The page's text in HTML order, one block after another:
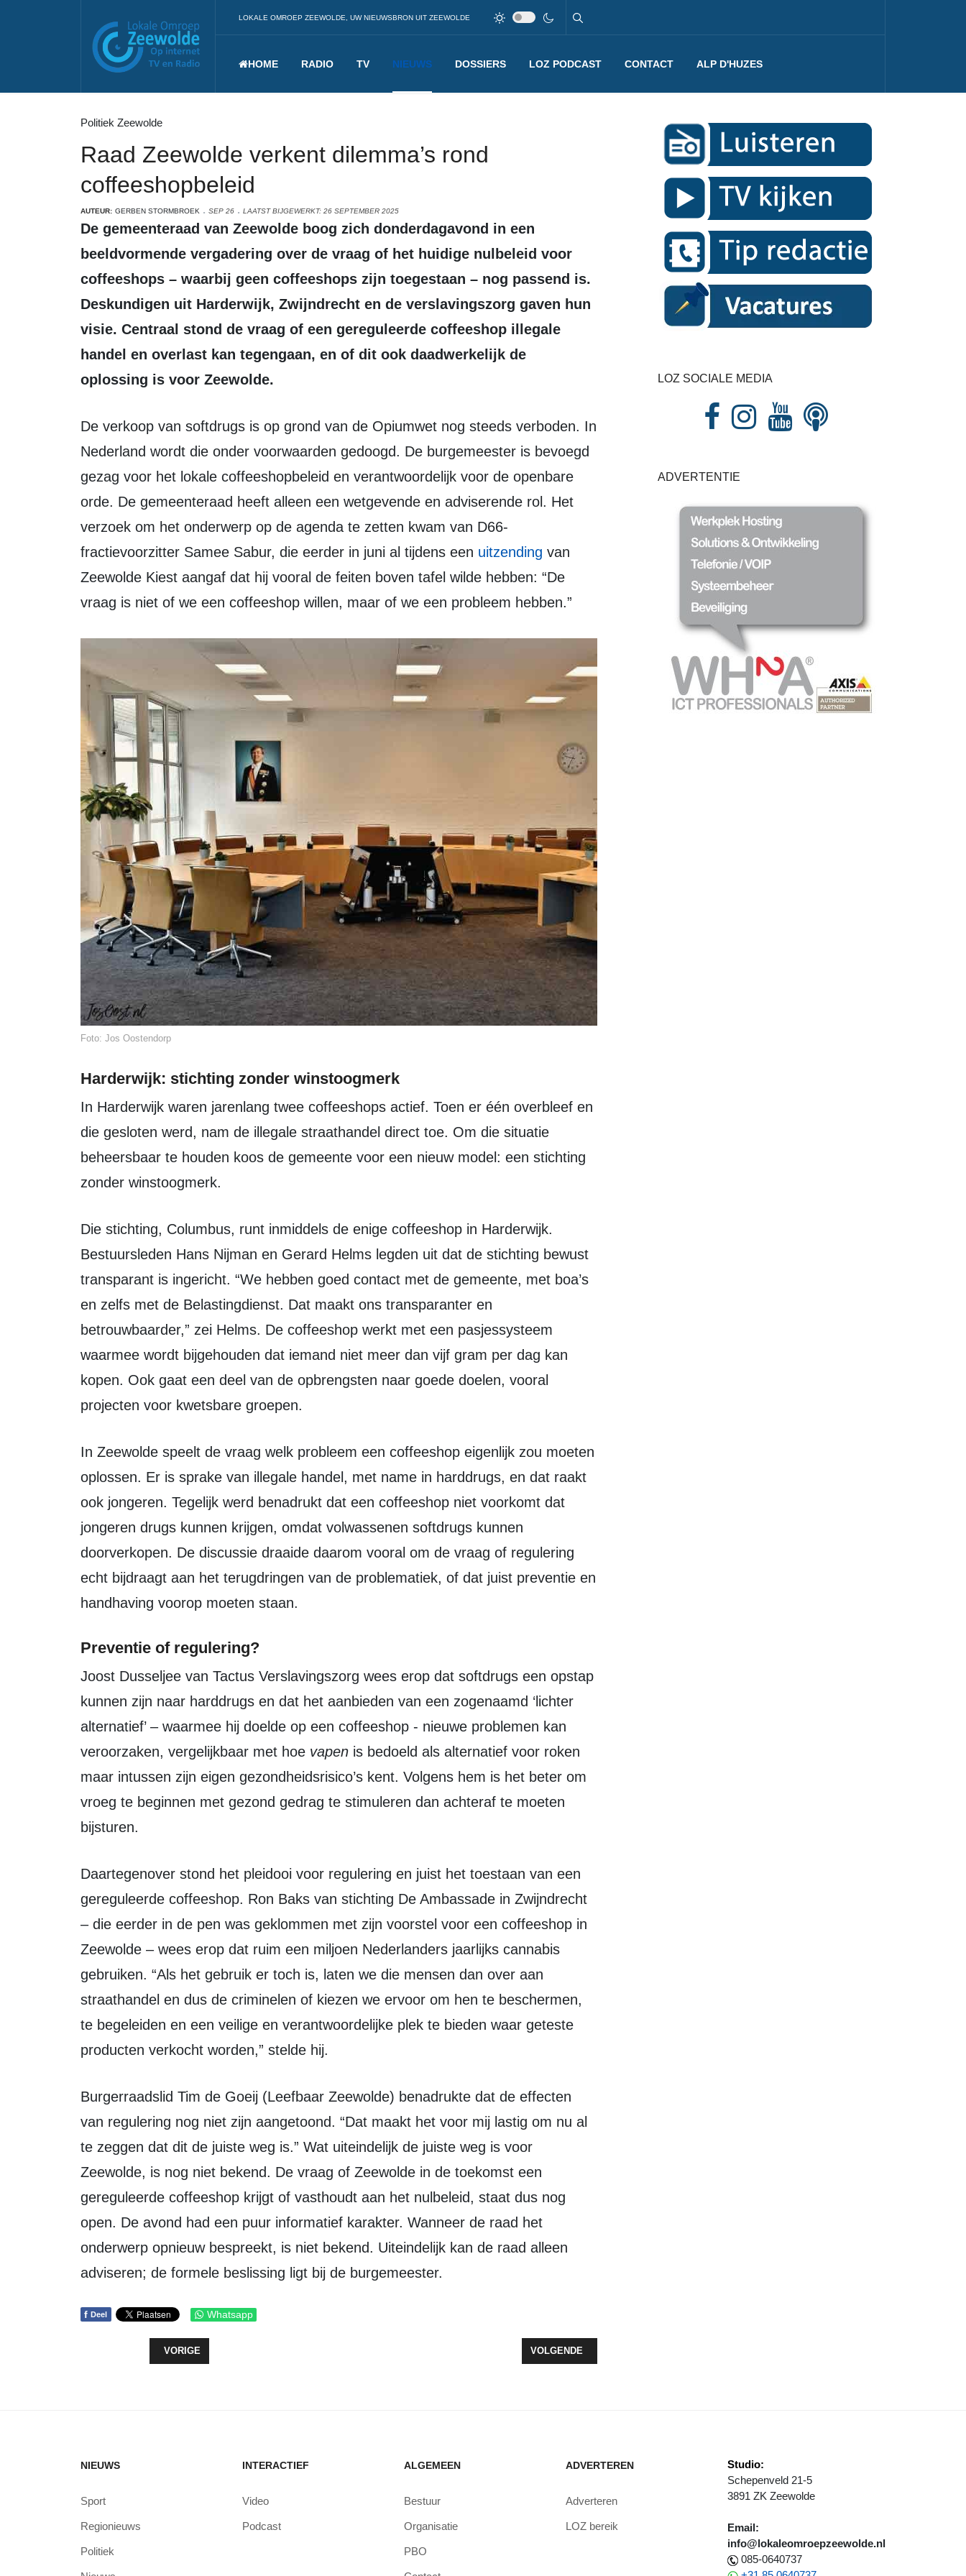
LOKALE OMROEP ZEEWOLDE, UW NIEUWSBRON UIT ZEEWOLDE
HOME RADIO TV NIEUWS DOSSIERS LOZ PODCAST CONTACT ALP D'HUZES
Politiek Zeewolde
Raad Zeewolde verkent dilemma’s rond
coffeeshopbeleid
AUTEUR: GERBEN STORMBROEK SEP 26 LAATST BIJGEWERKT: 26 SEPTEMBER 2025
De gemeenteraad van Zeewolde boog zich donderdagavond in een
beeldvormende vergadering over de vraag of het huidige nulbeleid voor
coffeeshops – waarbij geen coffeeshops zijn toegestaan – nog passend is.
Deskundigen uit Harderwijk, Zwijndrecht en de verslavingszorg gaven hun
visie. Centraal stond de vraag of een gereguleerde coffeeshop illegale
handel en overlast kan tegengaan, en of dit ook daadwerkelijk de
oplossing is voor Zeewolde.
De verkoop van softdrugs is op grond van de Opiumwet nog steeds verboden. In
Nederland wordt die onder voorwaarden gedoogd. De burgemeester is bevoegd
gezag voor het lokale coffeeshopbeleid en verantwoordelijk voor de openbare
orde. De gemeenteraad heeft alleen een wetgevende en adviserende rol. Het
verzoek om het onderwerp op de agenda te zetten kwam van D66-
fractievoorzitter Samee Sabur, die eerder in juni al tijdens een uitzending van
Zeewolde Kiest aangaf dat hij vooral de feiten boven tafel wilde hebben: “De
vraag is niet of we een coffeeshop willen, maar of we een probleem hebben.”
Foto: Jos Oostendorp
Harderwijk: stichting zonder winstoogmerk
In Harderwijk waren jarenlang twee coffeeshops actief. Toen er één overbleef en
die gesloten werd, nam de illegale straathandel direct toe. Om die situatie
beheersbaar te houden koos de gemeente voor een nieuw model: een stichting
zonder winstoogmerk.
Die stichting, Columbus, runt inmiddels de enige coffeeshop in Harderwijk.
Bestuursleden Hans Nijman en Gerard Helms legden uit dat de stichting bewust
transparant is ingericht. “We hebben goed contact met de gemeente, met boa’s
en zelfs met de Belastingdienst. Dat maakt ons transparanter en
betrouwbaarder,” zei Helms. De coffeeshop werkt met een pasjessysteem
waarmee wordt bijgehouden dat iemand niet meer dan vijf gram per dag kan
kopen. Ook gaat een deel van de opbrengsten naar goede doelen, vooral
projecten voor kwetsbare groepen.
In Zeewolde speelt de vraag welk probleem een coffeeshop eigenlijk zou moeten
oplossen. Er is sprake van illegale handel, met name in harddrugs, en dat raakt
ook jongeren. Tegelijk werd benadrukt dat een coffeeshop niet voorkomt dat
jongeren drugs kunnen krijgen, omdat volwassenen softdrugs kunnen
doorverkopen. De discussie draaide daarom vooral om de vraag of regulering
echt bijdraagt aan het terugdringen van de problematiek, of dat juist preventie en
handhaving voorop moeten staan.
Preventie of regulering?
Joost Dusseljee van Tactus Verslavingszorg wees erop dat softdrugs een opstap
kunnen zijn naar harddrugs en dat het aanbieden van een zogenaamd ‘lichter
alternatief’ – waarmee hij doelde op een coffeeshop - nieuwe problemen kan
veroorzaken, vergelijkbaar met hoe vapen is bedoeld als alternatief voor roken
maar intussen zijn eigen gezondheidsrisico’s kent. Volgens hem is het beter om
vroeg te beginnen met gezond gedrag te stimuleren dan achteraf te moeten
bijsturen.
Daartegenover stond het pleidooi voor regulering en juist het toestaan van een
gereguleerde coffeeshop. Ron Baks van stichting De Ambassade in Zwijndrecht
– die eerder in de pen was geklommen met zijn voorstel voor een coffeeshop in
Zeewolde – wees erop dat ruim een miljoen Nederlanders jaarlijks cannabis
gebruiken. “Als het gebruik er toch is, laten we die mensen dan over aan
straathandel en dus de criminelen of kiezen we ervoor om hen te beschermen,
te begeleiden en een veilige en verantwoordelijke plek te bieden waar geteste
producten verkocht worden,” stelde hij.
Burgerraadslid Tim de Goeij (Leefbaar Zeewolde) benadrukte dat de effecten
van regulering nog niet zijn aangetoond. “Dat maakt het voor mij lastig om nu al
te zeggen dat dit de juiste weg is.” Wat uiteindelijk de juiste weg is voor
Zeewolde, is nog niet bekend. De vraag of Zeewolde in de toekomst een
gereguleerde coffeeshop krijgt of vasthoudt aan het nulbeleid, staat dus nog
open. De avond had een puur informatief karakter. Wanneer de raad het
onderwerp opnieuw bespreekt, is niet bekend. Uiteindelijk kan de raad alleen
adviseren; de formele beslissing ligt bij de burgemeester.
f Deel Whatsapp
VORIG ARTIKEL: SPIEKWEG AL SINDS FEBRUARI VOORKEURSLOCATIE – ZEEWOLDE HIELD PUBLIEKELIJK VAST AAN OOSTERWOLD
VORIGE VOLGENDE ARTIKEL: SENIORENHUISVESTING: RAAD WIL CONCRETE AANPAK, GEEN DWANG
VOLGENDE
LOZ SOCIALE MEDIA
ADVERTENTIE
NIEUWS
Sport
Regionieuws
Politiek
INTERACTIEF
Video
Podcast
ALGEMEEN
Bestuur
Organisatie
PBO
ADVERTEREN
Adverteren
LOZ bereik
Studio:
Schepenveld 21-5
3891 ZK Zeewolde
Email:
info@lokaleomroepzeewolde.nl
085-0640737